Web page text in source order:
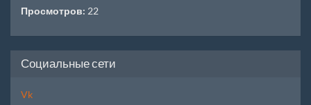
Просмотров: 22
Социальные сети
Vk